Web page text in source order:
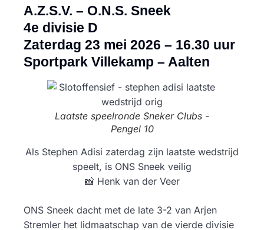
A.Z.S.V. – O.N.S. Sneek
4e divisie D
Zaterdag 23 mei 2026 – 16.30 uur
Sportpark Villekamp – Aalten
Laatste speelronde Sneker Clubs -
Pengel 10
Als Stephen Adisi zaterdag zijn laatste wedstrijd
speelt, is ONS Sneek veilig
📸 Henk van der Veer
ONS Sneek dacht met de late 3-2 van Arjen
Stremler het lidmaatschap van de vierde divisie